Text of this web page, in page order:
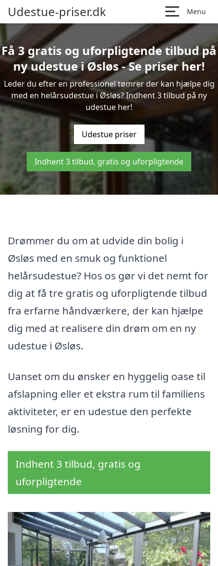
Udestue-priser.dk Menu
Få 3 gratis og uforpligtende tilbud på
ny udestue i Øsløs - Se priser her!
Leder du efter en professionel tømrer der kan hjælpe dig
med en helårsudestue i Øsløs? Indhent 3 tilbud på ny
udestue her!
Udestue priser
Indhent 3 tilbud, gratis og uforpligtende
Drømmer du om at udvide din bolig i
Øsløs med en smuk og funktionel
helårsudestue? Hos os gør vi det nemt for
dig at få tre gratis og uforpligtende tilbud
fra erfarne håndværkere, der kan hjælpe
dig med at realisere din drøm om en ny
udestue i Øsløs.
Uanset om du ønsker en hyggelig oase til
afslapning eller et ekstra rum til familiens
aktiviteter, er en udestue den perfekte
løsning for dig.
Indhent 3 tilbud, gratis og
uforpligtende